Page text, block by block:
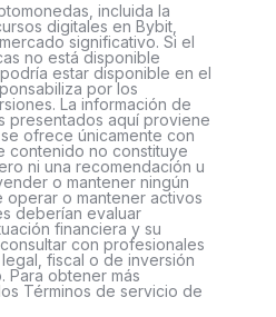
incluida la
digitales en Bybit,
significativo. Si el
no está disponible
estar disponible en el
por los
La información de
presentados aquí proviene
ofrece únicamente con
contenido no constituye
ni una recomendación u
o mantener ningún
operar o mantener activos
deberían evaluar
financiera y su
con profesionales
fiscal o de inversión
Para obtener más
Términos de servicio de